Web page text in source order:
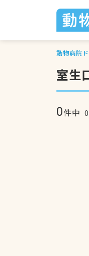
動物病院
室生
0件中